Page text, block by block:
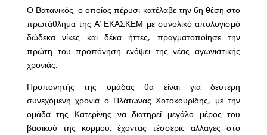
Ο Βατανικός, ο οποίος πέρυσι κατέλαβε την 6η θέση στο
πρωτάθλημα της Α’ ΕΚΑΣΚΕΜ με συνολικό απολογισμό
δώδεκα νίκες και δέκα ήττες, πραγματοποίησε την
πρώτη του προπόνηση ενόψει της νέας αγωνιστικής
χρονιάς.
Προπονητής της ομάδας θα είναι για δεύτερη
συνεχόμενη χρονιά ο Πλάτωνας Χοτοκουρίδης, με την
ομάδα της Κατερίνης να διατηρεί μεγάλο μέρος του
βασικού της κορμού, έχοντας τέσσερις αλλαγές στο